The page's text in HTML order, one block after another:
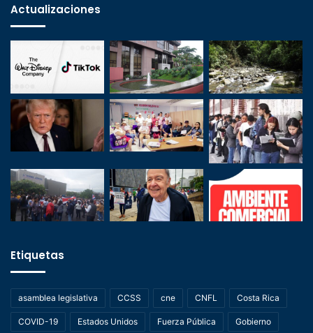
Actualizaciones
Etiquetas
asamblea legislativa CCSS cne CNFL Costa Rica
COVID-19 Estados Unidos Fuerza Pública Gobierno